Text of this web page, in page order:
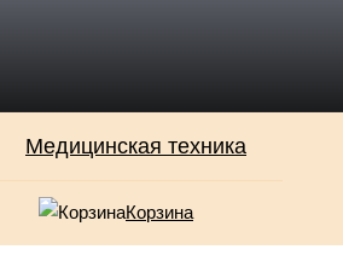
Медицинская техника
Корзина